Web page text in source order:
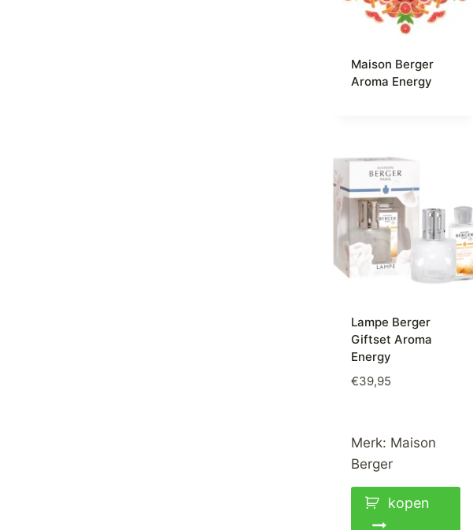
Maison Berger
Aroma Energy
Lampe Berger
Giftset Aroma
Energy
€39,95
Merk: Maison
Berger
kopen